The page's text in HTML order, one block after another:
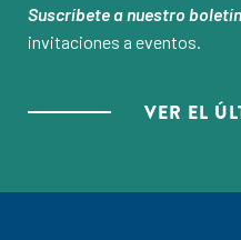
Suscríbete a nuestro
invitaciones a eventos.
VER EL